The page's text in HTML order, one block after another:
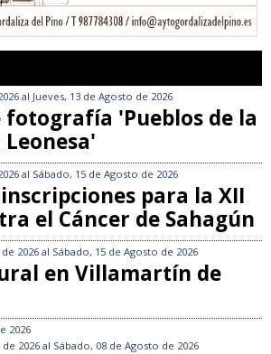
al Jueves, 13 de Agosto de 2026
fotografía 'Pueblos de la
al Sábado, 15 de Agosto de 2026
para la XII
el Cáncer de Sahagún
2026 al Sábado, 15 de Agosto de 2026
en Villamartín de
2026
2026 al Sábado, 08 de Agosto de 2026